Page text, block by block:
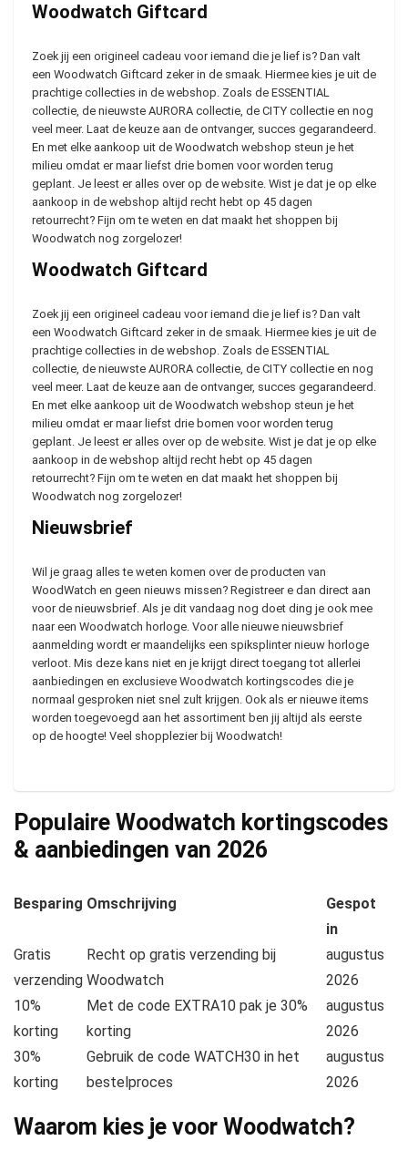
Woodwatch Giftcard
Zoek jij een origineel cadeau voor iemand die je lief is? Dan valt
een Woodwatch Giftcard zeker in de smaak. Hiermee kies je uit de
prachtige collecties in de webshop. Zoals de ESSENTIAL
collectie, de nieuwste AURORA collectie, de CITY collectie en nog
veel meer. Laat de keuze aan de ontvanger, succes gegarandeerd.
En met elke aankoop uit de Woodwatch webshop steun je het
milieu omdat er maar liefst drie bomen voor worden terug
geplant. Je leest er alles over op de website. Wist je dat je op elke
aankoop in de webshop altijd recht hebt op 45 dagen
retourrecht? Fijn om te weten en dat maakt het shoppen bij
Woodwatch nog zorgelozer!
Woodwatch Giftcard
Zoek jij een origineel cadeau voor iemand die je lief is? Dan valt
een Woodwatch Giftcard zeker in de smaak. Hiermee kies je uit de
prachtige collecties in de webshop. Zoals de ESSENTIAL
collectie, de nieuwste AURORA collectie, de CITY collectie en nog
veel meer. Laat de keuze aan de ontvanger, succes gegarandeerd.
En met elke aankoop uit de Woodwatch webshop steun je het
milieu omdat er maar liefst drie bomen voor worden terug
geplant. Je leest er alles over op de website. Wist je dat je op elke
aankoop in de webshop altijd recht hebt op 45 dagen
retourrecht? Fijn om te weten en dat maakt het shoppen bij
Woodwatch nog zorgelozer!
Nieuwsbrief
Wil je graag alles te weten komen over de producten van
WoodWatch en geen nieuws missen? Registreer e dan direct aan
voor de nieuwsbrief. Als je dit vandaag nog doet ding je ook mee
naar een Woodwatch horloge. Voor alle nieuwe nieuwsbrief
aanmelding wordt er maandelijks een spiksplinter nieuw horloge
verloot. Mis deze kans niet en je krijgt direct toegang tot allerlei
aanbiedingen en exclusieve Woodwatch kortingscodes die je
normaal gesproken niet snel zult krijgen. Ook als er nieuwe items
worden toegevoegd aan het assortiment ben jij altijd als eerste
op de hoogte! Veel shopplezier bij Woodwatch!
Populaire Woodwatch kortingscodes
& aanbiedingen van 2026
Besparing Omschrijving
Gespot
in
Gratis
verzending
Recht op gratis verzending bij
Woodwatch
augustus
2026
10%
korting
Met de code EXTRA10 pak je 30%
korting
augustus
2026
30%
korting
Gebruik de code WATCH30 in het
bestelproces
augustus
2026
Waarom kies je voor Woodwatch?